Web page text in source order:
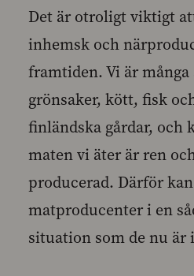
Det är otroligt viktigt
inhemsk och
framtiden. Vi är
grönsaker, kött, fisk
finländska gårdar, och
maten vi äter är ren
producerad. Därför
matproducenter i en
situation som de nu är